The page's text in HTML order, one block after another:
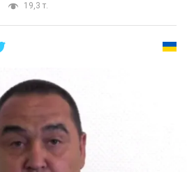
19,3 т.